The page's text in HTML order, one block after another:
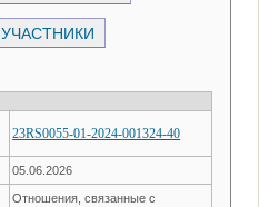
УЧАСТНИКИ
23RS0055-01-2024-001324-40
05.06.2026
Отношения, связанные с